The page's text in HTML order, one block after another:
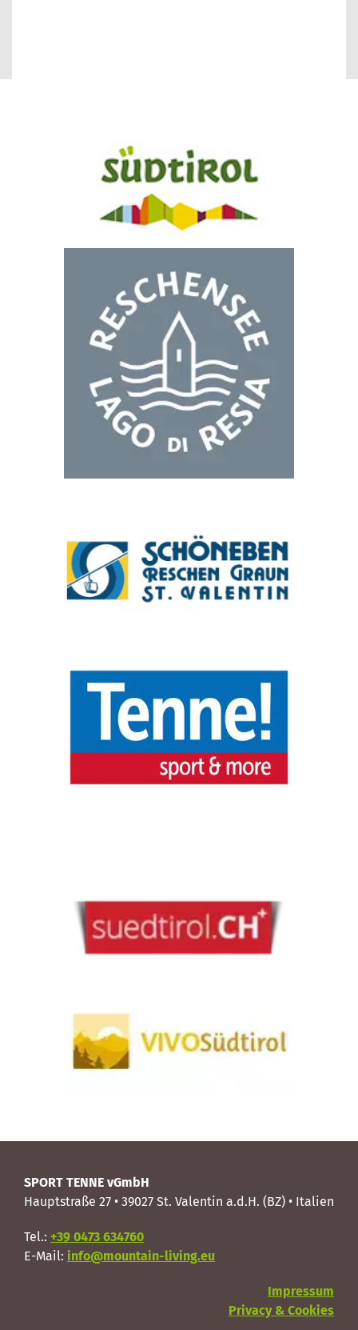
SPORT TENNE vGmbH
Hauptstraße 27 • 39027 St. Valentin a.d.H. (BZ) • Italien
Tel.: +39 0473 634760
E-Mail: info@mountain-living.eu
Impressum
Privacy & Cookies